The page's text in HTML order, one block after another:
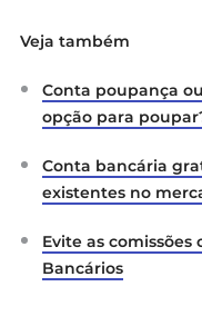
Veja também
Conta poupança
opção para
Conta bancária
existentes no
Evite as comissões
Bancários